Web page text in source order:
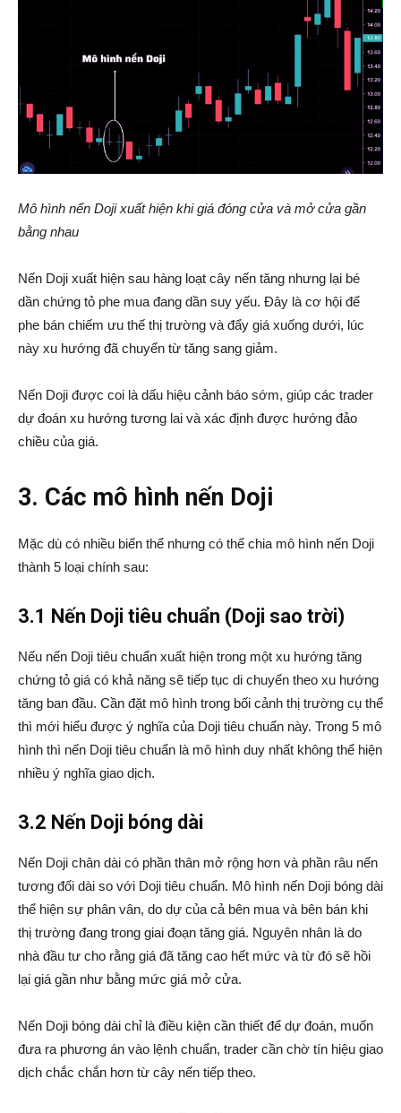
Mô hình nến Doji xuất hiện khi giá đóng cửa và mở cửa gần
bằng nhau
Nến Doji xuất hiện sau hàng loạt cây nến tăng nhưng lại bé
dần chứng tỏ phe mua đang dần suy yếu. Đây là cơ hội để
phe bán chiếm ưu thế thị trường và đẩy giá xuống dưới, lúc
này xu hướng đã chuyển từ tăng sang giảm.
Nến Doji được coi là dấu hiệu cảnh báo sớm, giúp các trader
dự đoán xu hướng tương lai và xác định được hướng đảo
chiều của giá.
3. Các mô hình nến Doji
Mặc dù có nhiều biến thể nhưng có thể chia mô hình nến Doji
thành 5 loại chính sau:
3.1 Nến Doji tiêu chuẩn (Doji sao trời)
Nếu nến Doji tiêu chuẩn xuất hiện trong một xu hướng tăng
chứng tỏ giá có khả năng sẽ tiếp tục di chuyển theo xu hướng
tăng ban đầu. Cần đặt mô hình trong bối cảnh thị trường cụ thể
thì mới hiểu được ý nghĩa của Doji tiêu chuẩn này. Trong 5 mô
hình thì nến Doji tiêu chuẩn là mô hình duy nhất không thể hiện
nhiều ý nghĩa giao dịch.
3.2 Nến Doji bóng dài
Nến Doji chân dài có phần thân mở rộng hơn và phần râu nến
tương đối dài so với Doji tiêu chuẩn. Mô hình nến Doji bóng dài
thể hiện sự phân vân, do dự của cả bên mua và bên bán khi
thị trường đang trong giai đoạn tăng giá. Nguyên nhân là do
nhà đầu tư cho rằng giá đã tăng cao hết mức và từ đó sẽ hồi
lại giá gần như bằng mức giá mở cửa.
Nến Doji bóng dài chỉ là điều kiện cần thiết để dự đoán, muốn
đưa ra phương án vào lệnh chuẩn, trader cần chờ tín hiệu giao
dịch chắc chắn hơn từ cây nến tiếp theo.